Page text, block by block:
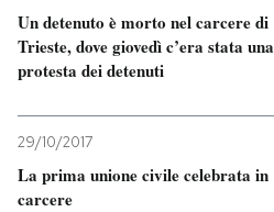
Entra
Un detenuto è morto nel carcere di
Trieste, dove giovedì c’era stata una
protesta dei detenuti
29/10/2017
La prima unione civile celebrata in
carcere